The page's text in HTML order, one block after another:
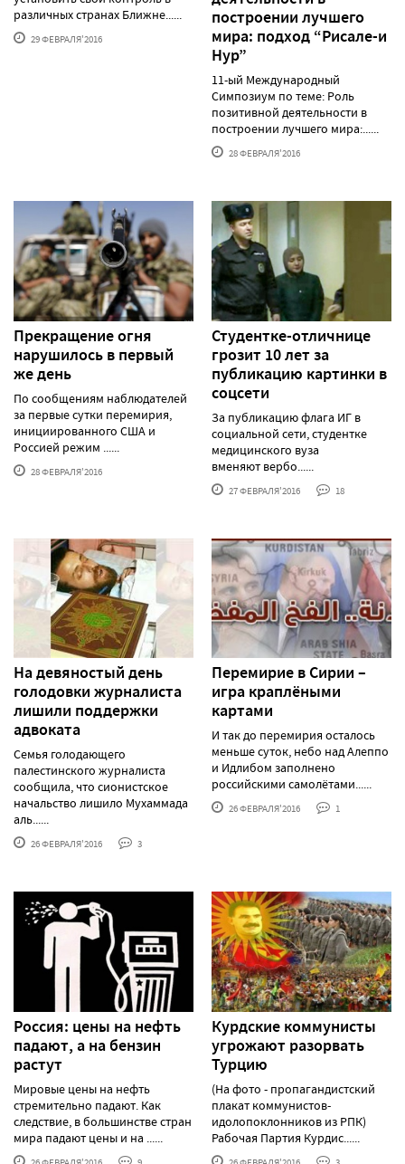
различных странах Ближне......
29 ФЕВРАЛЯ'2016
построении лучшего
мира: подход “Рисале-и
Нур”
11-ый Международный
Симпозиум по теме: Роль
позитивной деятельности в
построении лучшего мира:......
28 ФЕВРАЛЯ'2016
Прекращение огня
нарушилось в первый
же день
По сообщениям наблюдателей
за первые сутки перемирия,
инициированного США и
Россией режим ......
28 ФЕВРАЛЯ'2016
Студентке-отличнице
грозит 10 лет за
публикацию картинки в
соцсети
За публикацию флага ИГ в
социальной сети, студентке
медицинского вуза
вменяют вербо......
27 ФЕВРАЛЯ'2016 18
На девяностый день
голодовки журналиста
лишили поддержки
адвоката
Семья голодающего
палестинского журналиста
сообщила, что сионистское
начальство лишило Мухаммада
аль......
26 ФЕВРАЛЯ'2016 3
Перемирие в Сирии –
игра краплёными
картами
И так до перемирия осталось
меньше суток, небо над Алеппо
и Идлибом заполнено
российскими самолётами......
26 ФЕВРАЛЯ'2016 1
Россия: цены на нефть
падают, а на бензин
растут
Мировые цены на нефть
стремительно падают. Как
следствие, в большинстве стран
мира падают цены и на ......
Курдские коммунисты
угрожают разорвать
Турцию
(На фото - пропагандистский
плакат коммунистов-
идолопоклонников из РПК)
Рабочая Партия Курдис......